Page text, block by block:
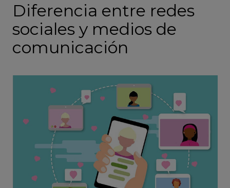
Diferencia entre redes
sociales y medios de
comunicación